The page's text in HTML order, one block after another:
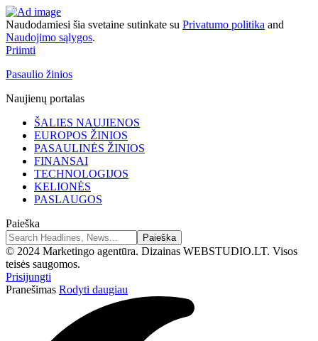
Naudodamiesi šia svetaine sutinkate su Privatumo politika and
Naudojimo sąlygos.
Priimti
Pasaulio žinios
Naujienų portalas
ŠALIES NAUJIENOS
EUROPOS ŽINIOS
PASAULINĖS ŽINIOS
FINANSAI
TECHNOLOGIJOS
KELIONĖS
PASLAUGOS
Paieška
© 2024 Marketingo agentūra. Dizainas WEBSTUDIO.LT. Visos
teisės saugomos.
Prisijungti
Pranešimas Rodyti daugiau